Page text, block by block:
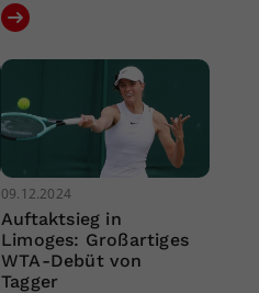
09.12.2024
Auftaktsieg in
Limoges: Großartiges
WTA-Debüt von
Tagger